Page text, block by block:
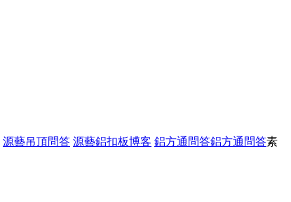
源藝吊頂問答 源藝鋁扣板博客 鋁方通問答鋁方通問答素